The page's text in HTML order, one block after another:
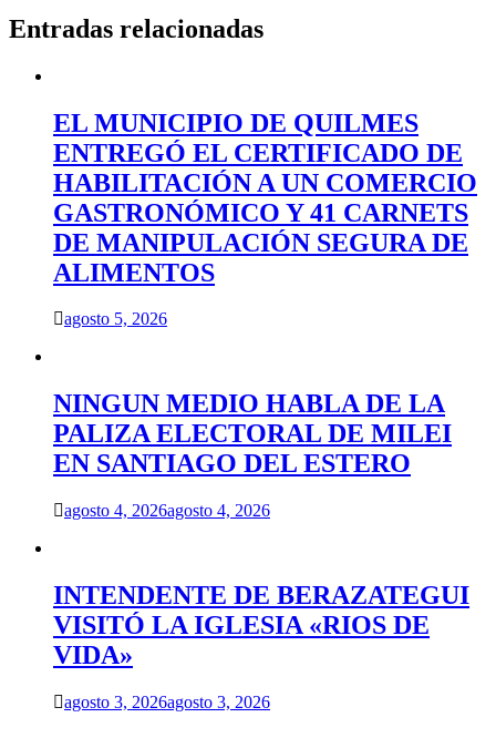
Entradas relacionadas
EL MUNICIPIO DE QUILMES
ENTREGÓ EL CERTIFICADO DE
HABILITACIÓN A UN COMERCIO
GASTRONÓMICO Y 41 CARNETS
DE MANIPULACIÓN SEGURA DE
ALIMENTOS
agosto 5, 2026
NINGUN MEDIO HABLA DE LA
PALIZA ELECTORAL DE MILEI
EN SANTIAGO DEL ESTERO
agosto 4, 2026agosto 4, 2026
INTENDENTE DE BERAZATEGUI
VISITÓ LA IGLESIA «RIOS DE
VIDA»
agosto 3, 2026agosto 3, 2026